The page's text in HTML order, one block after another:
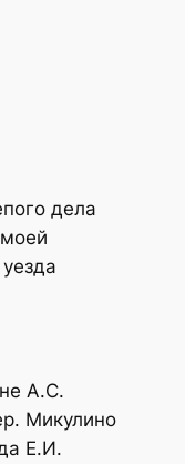
дела
А.С.
Микулино
Е.И.